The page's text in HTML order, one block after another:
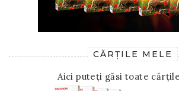
CĂRȚILE MELE
Aici puteți găsi toate